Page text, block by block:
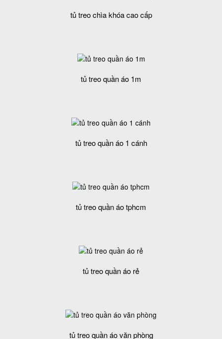
tủ treo chìa khóa cao cấp
tủ treo quần áo 1m
tủ treo quần áo 1 cánh
tủ treo quần áo tphcm
tủ treo quần áo rẻ
tủ treo quần áo văn phòng